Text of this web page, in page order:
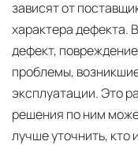
зависят от
характера дефекта.
дефект,
проблемы,
эксплуатации. Это
решения по ним
лучше уточнить, кто